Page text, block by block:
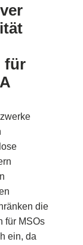
für
die
für MSOs
ein, da